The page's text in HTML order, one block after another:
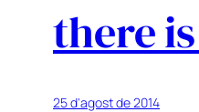
there
25 d'agost de 2014